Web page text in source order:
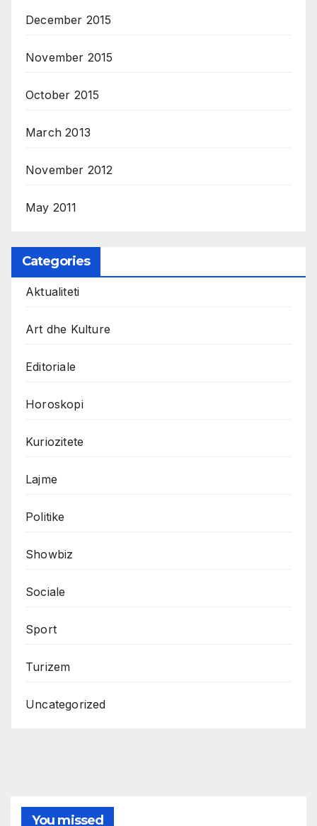
December 2015
November 2015
October 2015
March 2013
November 2012
May 2011
Categories
Aktualiteti
Art dhe Kulture
Editoriale
Horoskopi
Kuriozitete
Lajme
Politike
Showbiz
Sociale
Sport
Turizem
Uncategorized
You missed